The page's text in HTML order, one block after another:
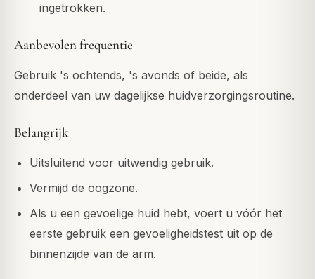
ingetrokken.
Aanbevolen frequentie
Gebruik 's ochtends, 's avonds of beide, als
onderdeel van uw dagelijkse huidverzorgingsroutine.
Belangrijk
Uitsluitend voor uitwendig gebruik.
Vermijd de oogzone.
Als u een gevoelige huid hebt, voert u vóór het
eerste gebruik een gevoeligheidstest uit op de
binnenzijde van de arm.